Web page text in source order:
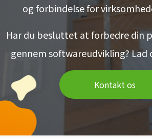
og forbindelse for
Har du besluttet at forbedre din
gennem softwareudvikling? Lad
Kontakt os